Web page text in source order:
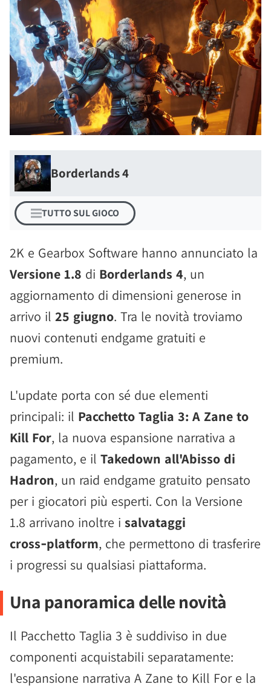
Borderlands 4
TUTTO SUL GIOCO
2K e Gearbox Software hanno annunciato la
Versione 1.8 di Borderlands 4, un
aggiornamento di dimensioni generose in
arrivo il 25 giugno. Tra le novità troviamo
nuovi contenuti endgame gratuiti e
premium.
L'update porta con sé due elementi
principali: il Pacchetto Taglia 3: A Zane to
Kill For, la nuova espansione narrativa a
pagamento, e il Takedown all'Abisso di
Hadron, un raid endgame gratuito pensato
per i giocatori più esperti. Con la Versione
1.8 arrivano inoltre i salvataggi
cross‑platform, che permettono di trasferire
i progressi su qualsiasi piattaforma.
Una panoramica delle novità
Il Pacchetto Taglia 3 è suddiviso in due
componenti acquistabili separatamente:
l'espansione narrativa A Zane to Kill For e la